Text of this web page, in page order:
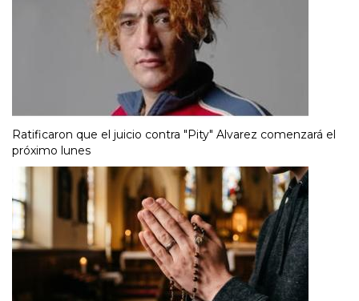
Ratificaron que el juicio contra "Pity" Alvarez comenzará el
próximo lunes